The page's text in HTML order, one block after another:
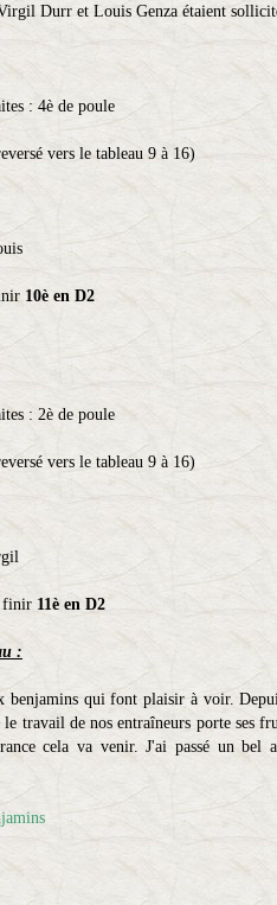
Durr et Louis Genza étaient
: 4è de poule
vers le tableau 9 à 16)
10è en D2
: 2è de poule
vers le tableau 9 à 16)
finir 11è en D2
:
benjamins qui font plaisir à voir.
travail de nos entraîneurs porte ses
cela va venir. J'ai passé un bel